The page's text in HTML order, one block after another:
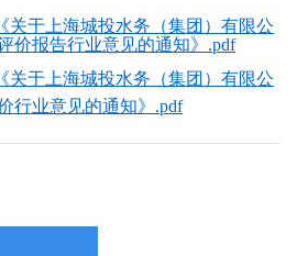
关于上海城投水务（集团）有限公
价报告行业意见的通知》.pdf
关于上海城投水务（集团）有限公
行业意见的通知》.pdf